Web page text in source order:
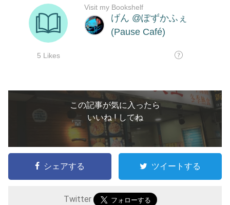
この記事が気に入ったら
いいね ! してね
シェアする ツイートする
Twitter